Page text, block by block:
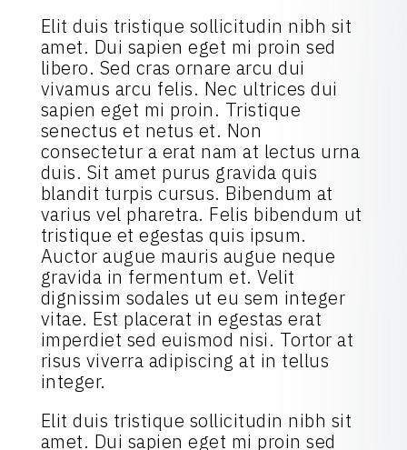
Elit duis tristique sollicitudin nibh sit
amet. Dui sapien eget mi proin sed
libero. Sed cras ornare arcu dui
vivamus arcu felis. Nec ultrices dui
sapien eget mi proin. Tristique
senectus et netus et. Non
consectetur a erat nam at lectus urna
duis. Sit amet purus gravida quis
blandit turpis cursus. Bibendum at
varius vel pharetra. Felis bibendum ut
tristique et egestas quis ipsum.
Auctor augue mauris augue neque
gravida in fermentum et. Velit
dignissim sodales ut eu sem integer
vitae. Est placerat in egestas erat
imperdiet sed euismod nisi. Tortor at
risus viverra adipiscing at in tellus
integer.
Elit duis tristique sollicitudin nibh sit
amet. Dui sapien eget mi proin sed